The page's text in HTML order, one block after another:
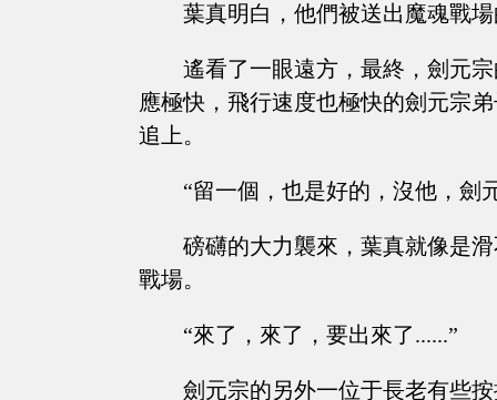
葉真明白，他們被送出魔魂戰
遙看了一眼遠方，最終，劍元
應極快，飛行速度也極快的劍元宗
追上。
“留一個，也是好的，沒他，劍
磅礴的大力襲來，葉真就像是
戰場。
“來了，來了，要出來了......”
劍元宗的另外一位于長老有些